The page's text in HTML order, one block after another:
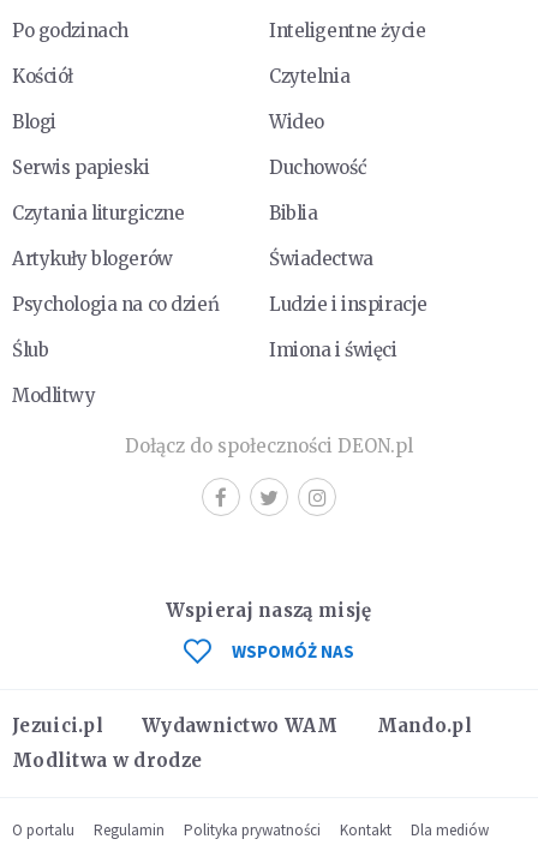
Po godzinach
Inteligentne życie
Kościół
Czytelnia
Blogi
Wideo
Serwis papieski
Duchowość
Czytania liturgiczne
Biblia
Artykuły blogerów
Świadectwa
Psychologia na co dzień
Ludzie i inspiracje
Ślub
Imiona i święci
Modlitwy
Dołącz do społeczności DEON.pl
Jezuici.pl Wydawnictwo WAM
Mando.pl
Modlitwa w drodze
Wspieraj naszą misję
WSPOMÓŻ NAS
O portalu Regulamin Polityka prywatności Kontakt
Dla mediów